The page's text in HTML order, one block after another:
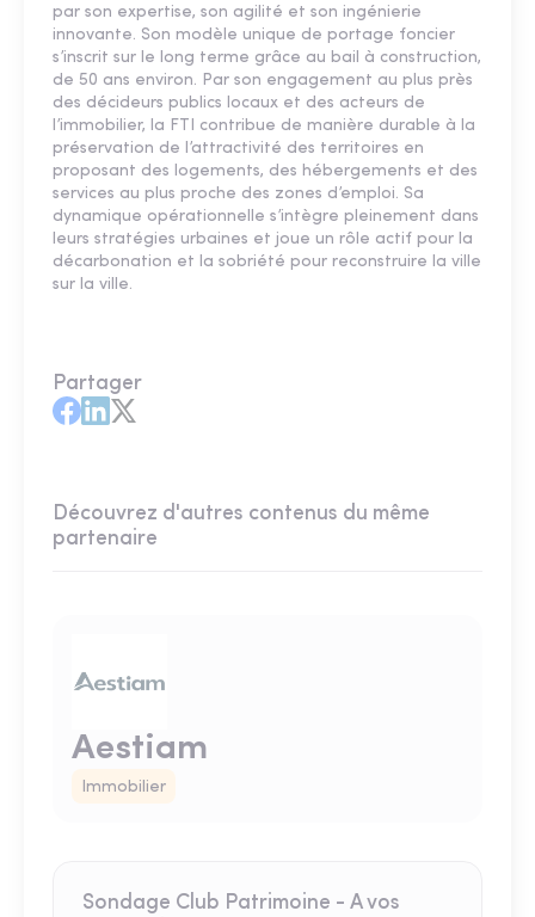
par son expertise, son agilité et son ingénierie
innovante. Son modèle unique de portage foncier
s’inscrit sur le long terme grâce au bail à construction,
de 50 ans environ. Par son engagement au plus près
des décideurs publics locaux et des acteurs de
l’immobilier, la FTI contribue de manière durable à la
préservation de l’attractivité des territoires en
proposant des logements, des hébergements et des
services au plus proche des zones d’emploi. Sa
dynamique opérationnelle s’intègre pleinement dans
leurs stratégies urbaines et joue un rôle actif pour la
décarbonation et la sobriété pour reconstruire la ville
sur la ville.
Partager
Découvrez d'autres contenus du même
partenaire
Aestiam
Immobilier
Sondage Club Patrimoine - A vos